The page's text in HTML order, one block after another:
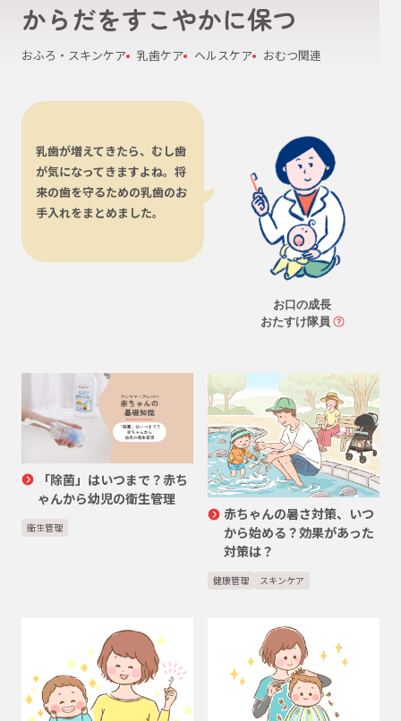
からだをすこやかに保つ
おふろ・スキンケア 乳歯ケア ヘルスケア おむつ関連
乳歯が増えてきたら、むし歯
が気になってきますよね。将
来の歯を守るための乳歯のお
手入れをまとめました。
お口の成長
おたすけ隊員
「除菌」はいつまで？赤ち
ゃんから幼児の衛生管理
衛生管理
赤ちゃんの暑さ対策、いつ
から始める？効果があった
対策は？
健康管理 スキンケア